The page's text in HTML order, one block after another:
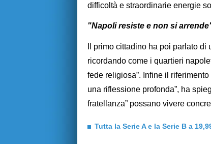
difficoltà e straordinarie energie
"Napoli resiste e non si
Il primo cittadino ha poi parlato
ricordando come i quartieri
fede religiosa”. Infine il
una riflessione profonda”, ha
fratellanza” possano vivere
Tutta la Serie A e la Serie B a